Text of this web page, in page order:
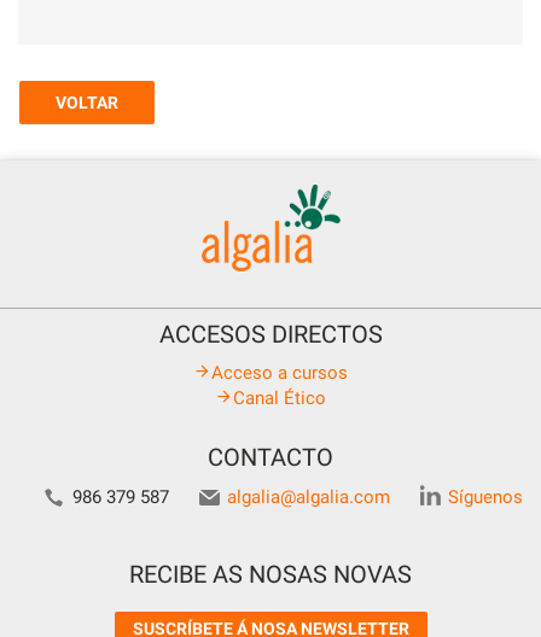
VOLTAR
ACCESOS DIRECTOS
Acceso a cursos
Canal Ético
CONTACTO
986 379 587 algalia@algalia.com Síguenos
RECIBE AS NOSAS NOVAS
SUSCRÍBETE Á NOSA NEWSLETTER